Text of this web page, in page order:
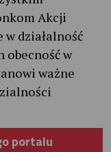
Akcji
działalność
obecność w
ważne
portalu